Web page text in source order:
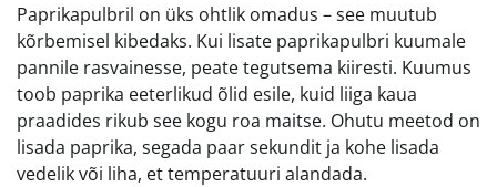
Paprikapulbril on üks ohtlik omadus – see muutub
kõrbemisel kibedaks. Kui lisate paprikapulbri kuumale
pannile rasvainesse, peate tegutsema kiiresti. Kuumus
toob paprika eeterlikud õlid esile, kuid liiga kaua
praadides rikub see kogu roa maitse. Ohutu meetod on
lisada paprika, segada paar sekundit ja kohe lisada
vedelik või liha, et temperatuuri alandada.